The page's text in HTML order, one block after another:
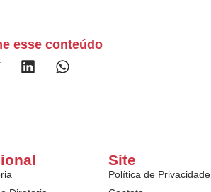
esse conteúdo
Site
Política de Privacidade